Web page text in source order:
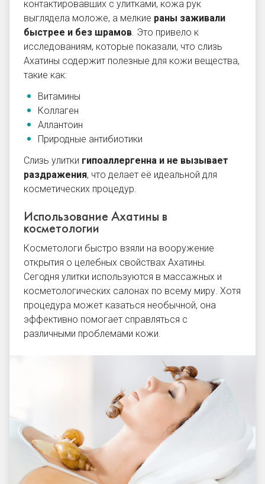
контактировавших с улитками, кожа рук
выглядела моложе, а мелкие раны заживали
быстрее и без шрамов. Это привело к
исследованиям, которые показали, что слизь
Ахатины содержит полезные для кожи вещества,
такие как:
Витамины
Коллаген
Аллантоин
Природные антибиотики
Слизь улитки гипоаллергенна и не вызывает
раздражения, что делает её идеальной для
косметических процедур.
Использование Ахатины в
косметологии
Косметологи быстро взяли на вооружение
открытия о целебных свойствах Ахатины.
Сегодня улитки используются в массажных и
косметологических салонах по всему миру. Хотя
процедура может казаться необычной, она
эффективно помогает справляться с
различными проблемами кожи.